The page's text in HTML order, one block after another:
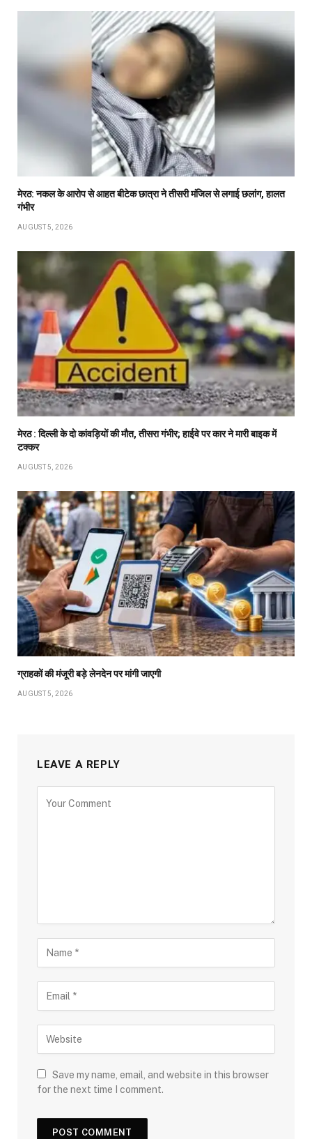
मेरठ: नकल के आरोप से आहत बीटेक छात्रा ने तीसरी मंजिल से लगाई छलांग, हालत
गंभीर
AUGUST 5, 2026
मेरठ : दिल्ली के दो कांवड़ियों की मौत, तीसरा गंभीर; हाईवे पर कार ने मारी बाइक में
टक्कर
AUGUST 5, 2026
ग्राहकों की मंजूरी बड़े लेनदेन पर मांगी जाएगी
AUGUST 5, 2026
LEAVE A REPLY
Save my name, email, and website in this browser
for the next time I comment.